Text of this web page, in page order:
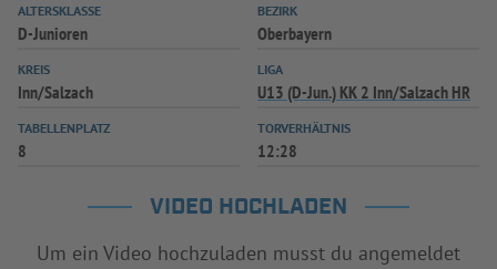
ALTERSKLASSE
D-Junioren
BEZIRK
Oberbayern
KREIS
Inn/Salzach
LIGA
U13 (D-Jun.) KK 2 Inn/Salzach HR
TABELLENPLATZ
8
TORVERHÄLTNIS
12:28
VIDEO HOCHLADEN
Um ein Video hochzuladen musst du angemeldet